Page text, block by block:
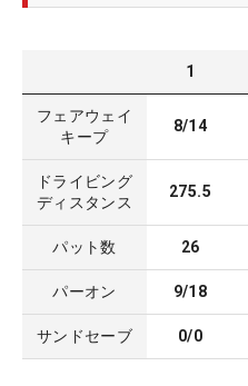
1
フェアウェイ
キープ
8/14
ドライビング
ディスタンス
275.5
パット数 26
パーオン 9/18
サンドセーブ 0/0